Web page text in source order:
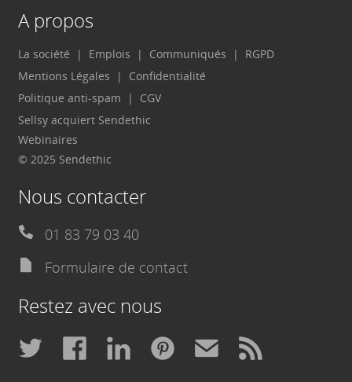
A propos
La société Emplois Communiqués
RGPD
Mentions Légales
Confidentialité
Politique anti-spam
CGV
Sellsy acquiert Sendethic
Webinaires
© 2025 Sendethic
Nous contacter
01 83 79 03 40
Formulaire de contact
Restez avec nous